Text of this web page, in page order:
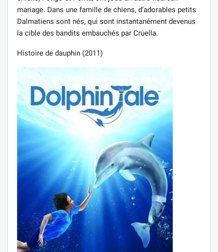
mariage. Dans une famille de chiens, d’adorables petits
Dalmatiens sont nés, qui sont instantanément devenus
la cible des bandits embauchés par Cruella.
Histoire de dauphin (2011)